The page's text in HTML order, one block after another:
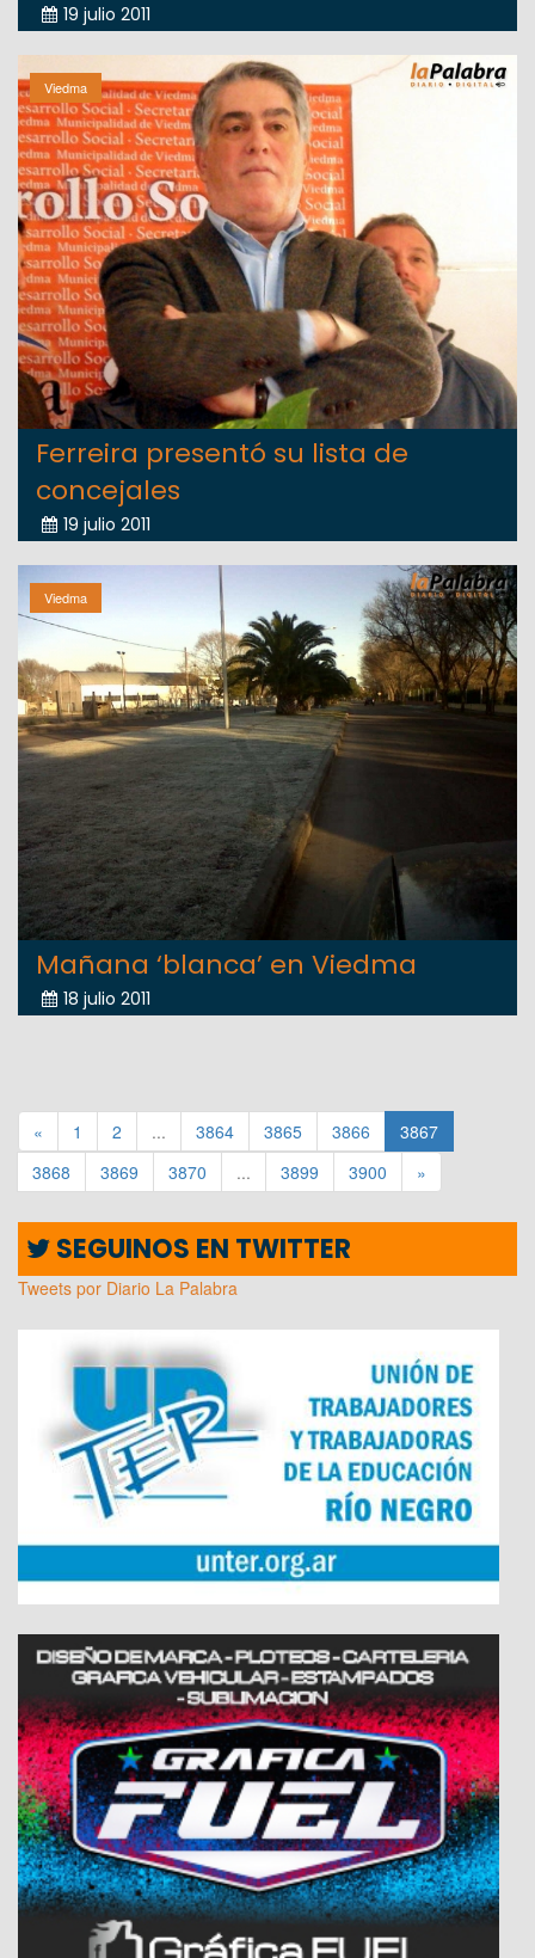
19 julio 2011
Viedma
Ferreira presentó su lista de
concejales
19 julio 2011
Viedma
Mañana ‘blanca’ en Viedma
18 julio 2011
« 1 2 ... 3864 3865 3866
3867
3868
3869 3870 ... 3899 3900 »
SEGUINOS EN TWITTER
Tweets por Diario La Palabra